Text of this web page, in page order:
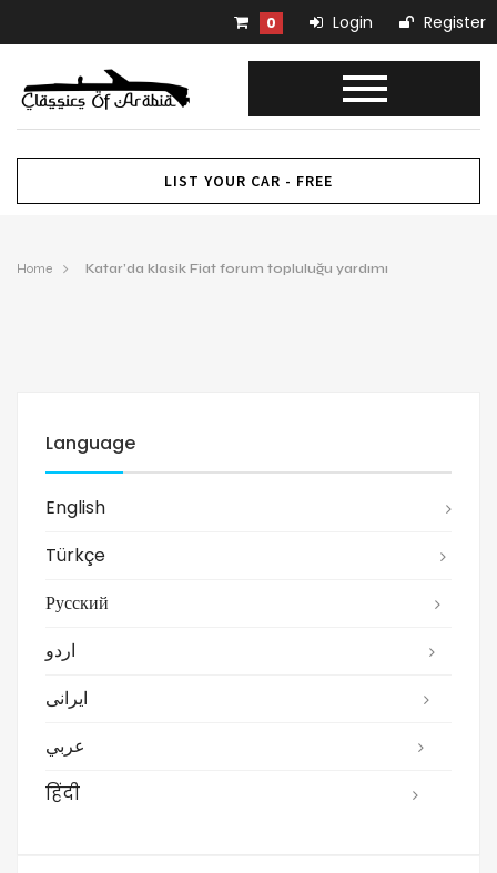
0 Login Register
LIST YOUR CAR - FREE
Home Katar’da klasik Fiat forum topluluğu yardımı
Language
English
Türkçe
Русский
اردو
ایرانی
عربي
हिंदी